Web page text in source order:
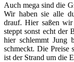
Auch mega sind die
Wir haben sie alle
drauf. Hier saßen
steppt sonst echt der
hier schlemmt Jung
schmeckt. Die Preise
ist der Strand um die